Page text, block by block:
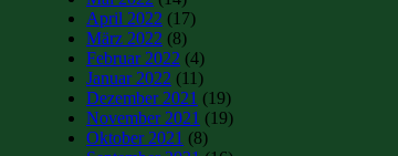
April 2022 (17)
März 2022 (8)
Februar 2022 (4)
Januar 2022 (11)
Dezember 2021 (19)
November 2021 (19)
Oktober 2021 (8)